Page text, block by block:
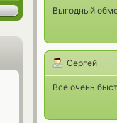
Выгодный
Сергей
Все очень